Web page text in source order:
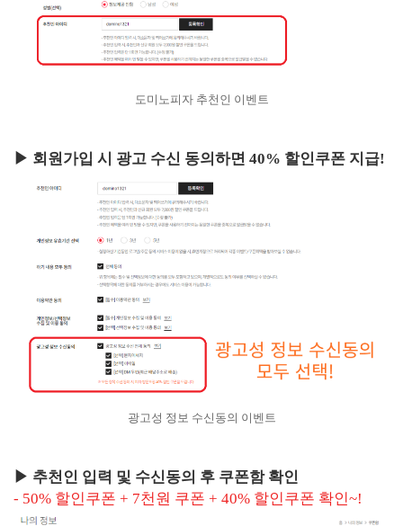
도미노피자 추천인 이벤트
▶ 회원가입 시 광고 수신 동의하면 40% 할인쿠폰 지급!
광고성 정보 수신동의 이벤트
▶ 추천인 입력 및 수신동의 후 쿠폰함 확인
- 50% 할인쿠폰 + 7천원 쿠폰 + 40% 할인쿠폰 확인~!